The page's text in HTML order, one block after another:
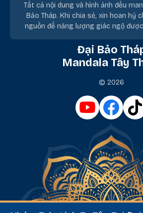
Tất cả nội dung và hình ảnh đều
Bảo Tháp. Khi chia sẻ, xin hoan hỷ
nguồn để năng lượng giác ngộ
Đại Bảo
Mandala Tây
© 2026